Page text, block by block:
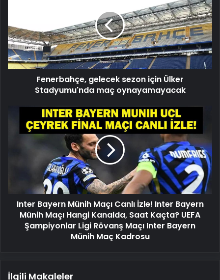
Ülker
Stadyumu'nda
maç
oynayamayacak
Fenerbahçe, gelecek sezon için Ülker
Stadyumu'nda maç oynayamayacak
Bayern
Maçı
Hangi
Kanalda,
Ligi
Inter Bayern Münih Maçı Canlı İzle! Inter Bayern
Münih Maçı Hangi Kanalda, Saat Kaçta? UEFA
Şampiyonlar Ligi Rövanş Maçı Inter Bayern
Münih Maç Kadrosu
İlgili Makaleler